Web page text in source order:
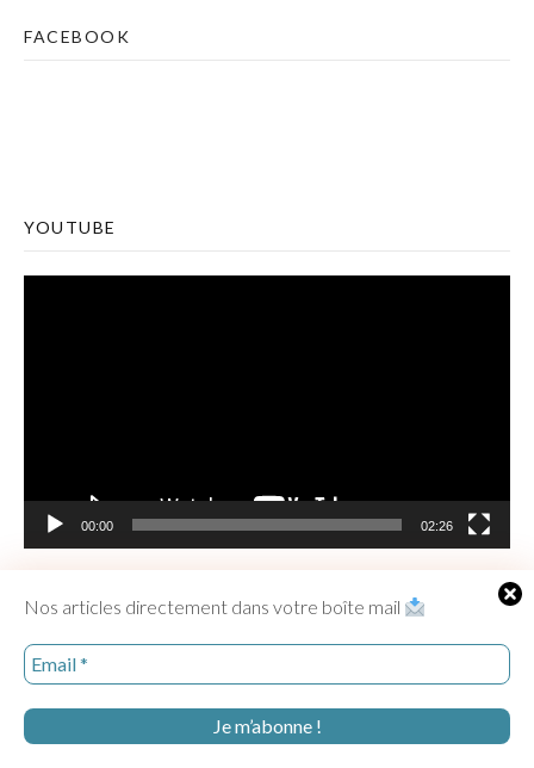
Nos articles directement dans votre boîte mail
FACEBOOK
YOUTUBE
00:00 02:26
NEWSLETTER
Nos articles directement dans votre boîte mail